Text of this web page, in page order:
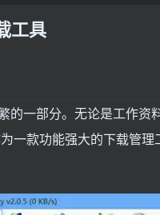
工具
一部分。无论是工作资
一款功能强大的下载管